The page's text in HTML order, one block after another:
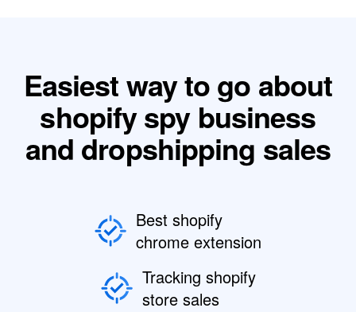
Easiest way to go about
shopify spy business
and dropshipping sales
Best shopify
chrome extension
Tracking shopify
store sales